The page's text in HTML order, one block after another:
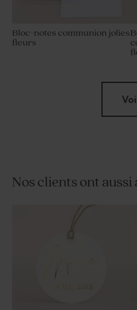
Bloc-notes communion jolies
fleurs
Carte remerciement
Nos clients ont aussi